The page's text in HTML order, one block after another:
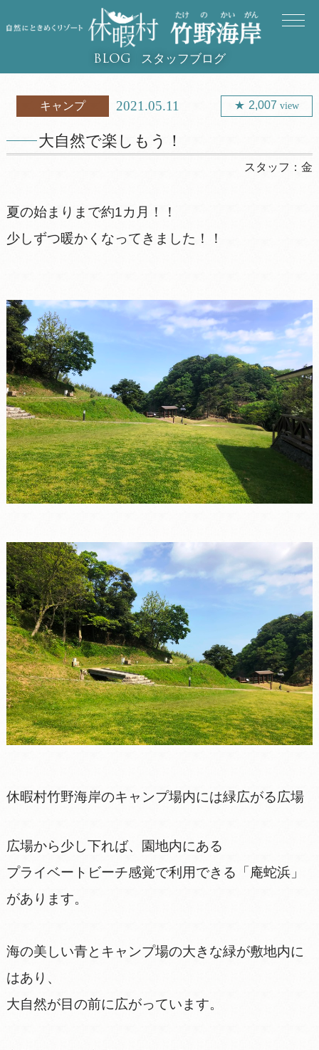
BLOG スタッフブログ
キャンプ 2021.05.11 2,007view
大自然で楽しもう！
スタッフ：金
夏の始まりまで約1カ月！！
少しずつ暖かくなってきました！！
休暇村竹野海岸のキャンプ場内には緑広がる広場
広場から少し下れば、園地内にある
プライベートビーチ感覚で利用できる「庵蛇浜」
があります。
海の美しい青とキャンプ場の大きな緑が敷地内に
はあり、
大自然が目の前に広がっています。